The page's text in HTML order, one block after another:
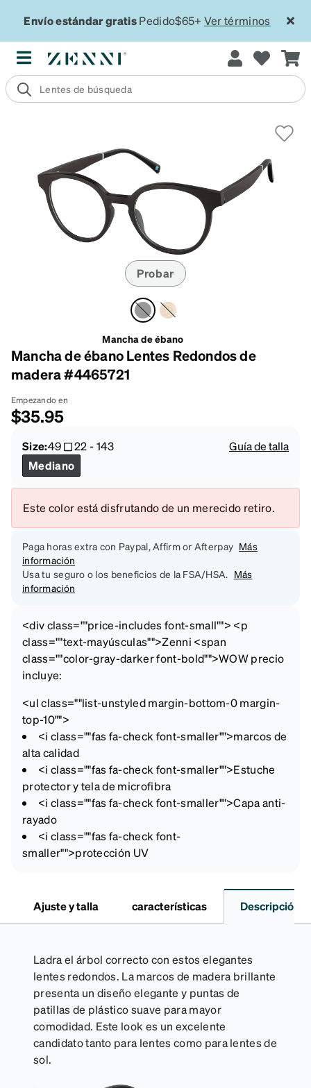
Envío estándar gratisPedido$65+ Ver términos
Probar
Mancha de ébano
Mancha de ébano Lentes Redondos de
madera #4465721
Empezando en
$35.95
Size:49 22-143
Guía de talla
Mediano
Este color está disfrutando de un merecido retiro.
Paga horas extra con Paypal, Affirm or Afterpay Más
información
Usa tu seguro o los beneficios de la FSA/HSA. Más
información
<div class=""price-includes font-small""> <p
class=""text-mayúsculas"">Zenni <span
class=""color-gray-darker font-bold"">WOW precio
incluye:
<ul class=""list-unstyled margin-bottom-0 margin-
top-10"">
<i class=""fas fa-check font-smaller"">marcos de
alta calidad
<i class=""fas fa-check font-smaller"">Estuche
protector y tela de microfibra
<i class=""fas fa-check font-smaller"">Capa anti-
rayado
<i class=""fas fa-check font-
smaller"">protección UV
Ajuste y talla características Descripción
Ladra el árbol correcto con estos elegantes
lentes redondos. La marcos de madera brillante
presenta un diseño elegante y puntas de
patillas de plástico suave para mayor
comodidad. Este look es un excelente
candidato tanto para lentes como para lentes de
sol.